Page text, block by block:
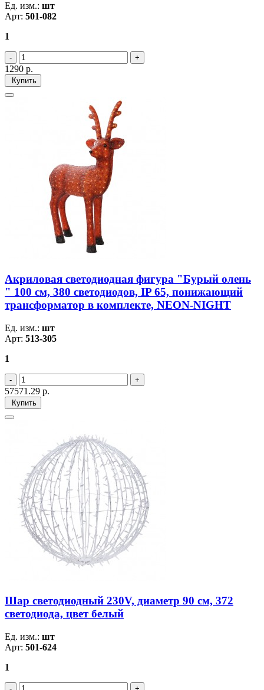
Ед. изм.: шт
Арт: 501-082
1
1290 р.
Купить
Акриловая светодиодная фигура "Бурый олень
" 100 см, 380 светодиодов, IP 65, понижающий
трансформатор в комплекте, NEON-NIGHT
Ед. изм.: шт
Арт: 513-305
1
57571.29 р.
Купить
Шар светодиодный 230V, диаметр 90 см, 372
светодиода, цвет белый
Ед. изм.: шт
Арт: 501-624
1